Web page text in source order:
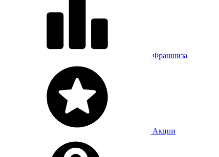
Франшиза
Акции